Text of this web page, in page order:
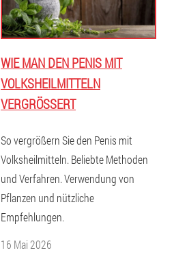
WIE MAN DEN PENIS MIT
VOLKSHEILMITTELN
VERGRÖSSERT
So vergrößern Sie den Penis mit
Volksheilmitteln. Beliebte Methoden
und Verfahren. Verwendung von
Pflanzen und nützliche
Empfehlungen.
16 Mai 2026